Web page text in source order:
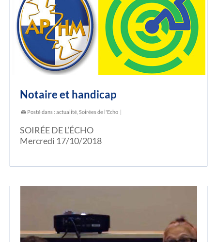
Notaire et handicap
Posté dans : actualité Soirées de l'Echo |
SOIRÉE DE L’ÉCHO
Mercredi 17/10/2018